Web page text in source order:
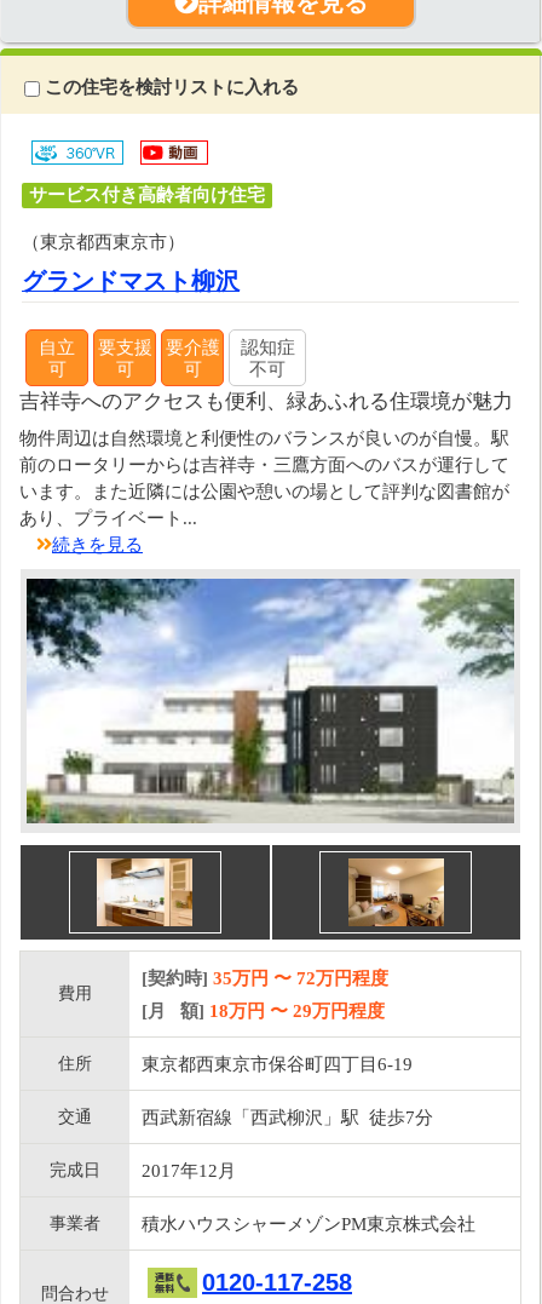
この住宅を検討リストに入れる
サービス付き高齢者向け住宅
（東京都西東京市）
グランドマスト柳沢
自立
可
要支援
可
要介護
可
認知症
不可
吉祥寺へのアクセスも便利、緑あふれる住環境が魅力
物件周辺は自然環境と利便性のバランスが良いのが自慢。駅
前のロータリーからは吉祥寺・三鷹方面へのバスが運行して
います。また近隣には公園や憩いの場として評判な図書館が
あり、プライベート...
続きを見る
費用
[契約時] 35万円 〜 72万円程度
[月 額] 18万円 〜 29万円程度
住所 東京都西東京市保谷町四丁目6-19
交通 西武新宿線「西武柳沢」駅 徒歩7分
完成日 2017年12月
事業者 積水ハウスシャーメゾンPM東京株式会社
問合わせ 0120-117-258